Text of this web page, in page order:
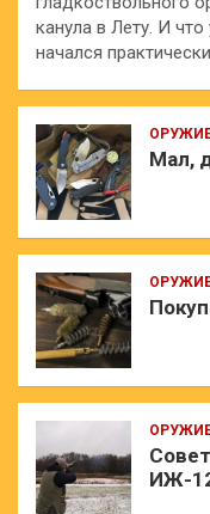
канула в Лету. И
начался
Мал,
ИЖ-